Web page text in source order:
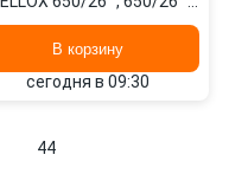
В корзину
сегодня в 09:30
44